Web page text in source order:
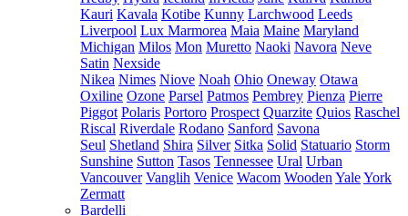
Kauri Kavala Kotibe Kunny Larchwood Leeds
Liverpool Lux Marmorea Maia Maine Maryland
Michigan Milos Mon Muretto Naoki Navora Neve
Satin Nexside
Nikea Nimes Niove Noah Ohio Oneway Otawa
Oxiline Ozone Parsel Patmos Pembrey Pienza Pierre
Piggot Polaris Portoro Prospect Quarzite Quios Raschel
Riscal Riverdale Rodano Sanford Savona
Seul Shetland Shira Silver Sitka Solid Statuario Storm
Sunshine Sutton Tasos Tennessee Ural Urban
Vancouver Vanglih Venice Wacom Wooden YaleYork
Zermatt
Bardelli